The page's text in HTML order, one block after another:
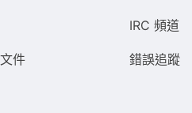
件
IRC 頻道
錯誤追蹤